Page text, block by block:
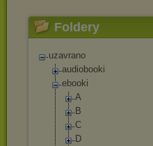
Foldery
uzavrano
audiobooki
ebooki
A
B
C
D